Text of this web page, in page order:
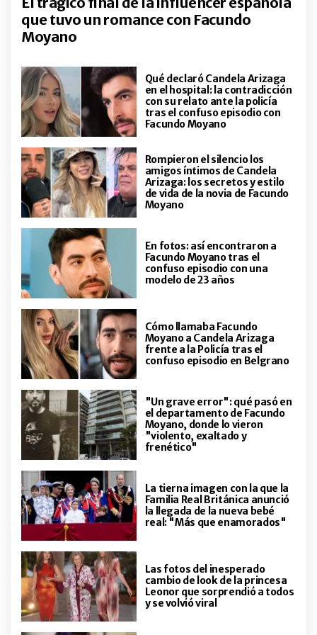
que tuvo un romance con Facundo
Moyano
Qué declaró Candela Arizaga
en el hospital: la contradicción
con su relato ante la policía
tras el confuso episodio con
Facundo Moyano
Rompieron el silencio los
amigos íntimos de Candela
Arizaga: los secretos y estilo
de vida de la novia de Facundo
Moyano
En fotos: así encontraron a
Facundo Moyano tras el
confuso episodio con una
modelo de 23 años
Cómo llamaba Facundo
Moyano a Candela Arizaga
frente a la Policía tras el
confuso episodio en Belgrano
"Un grave error": qué pasó en
el departamento de Facundo
Moyano, donde lo vieron
"violento, exaltado y
frenético"
La tierna imagen con la que la
Familia Real Británica anunció
la llegada de la nueva bebé
real: "Más que enamorados"
Las fotos del inesperado
cambio de look de la princesa
Leonor que sorprendió a todos
y se volvió viral
El renacimiento de Topa: "En los
momentos más difíciles es donde
ENTRETENIMIENTO
Diego Gentile y la gran historia de
amor que lo acompaña hace 10
años: "Con Javi nos conocimos por
Facebook"
ACTUALIDAD
Recorremos por primera vez las
48 páginas del Nº 00 de Revista
GENTE. ¿Por qué cambió de
nombre? ¿Qué legendario actor
fue tapa y qué gran periodista
ENTRETENIMIENTO
Miguel Ángel Solá, tras el ACV,
habla "del intruso" que vive en su
cabeza y de su novia 45 años
menor: "Hay que tener valor para
quedarse con alguien así"
ENTRETENIMIENTO
El día que Cris Morena viajó al
Amazonas, se internó en la selva y
salió a pescar pirañas (de día) y a
buscar caimanes (de noche)
ENTRETENIMIENTO
Así es hoy la vida de Gael Bajo, el
pequeño barbero que convirtió el
sueño de cortarle el pelo a Julián
Álvarez y se hizo famoso: "Es una
locura todo lo que me pasa"
"¿Por Dios qué me eligió para ser
Messi?": el costado más espiritual
de Lionel y su promesa de
campeón
Las cábalas de Bilardo y Diego
Maradona antes del partido de
Argentina contra Inglaterra en el
'86
ENTRETENIMIENTO